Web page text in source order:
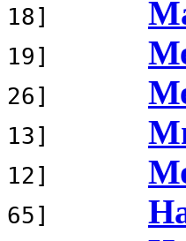
[ 18]
[ 19]
[ 26]
[ 13]
[ 12]
[ 65]